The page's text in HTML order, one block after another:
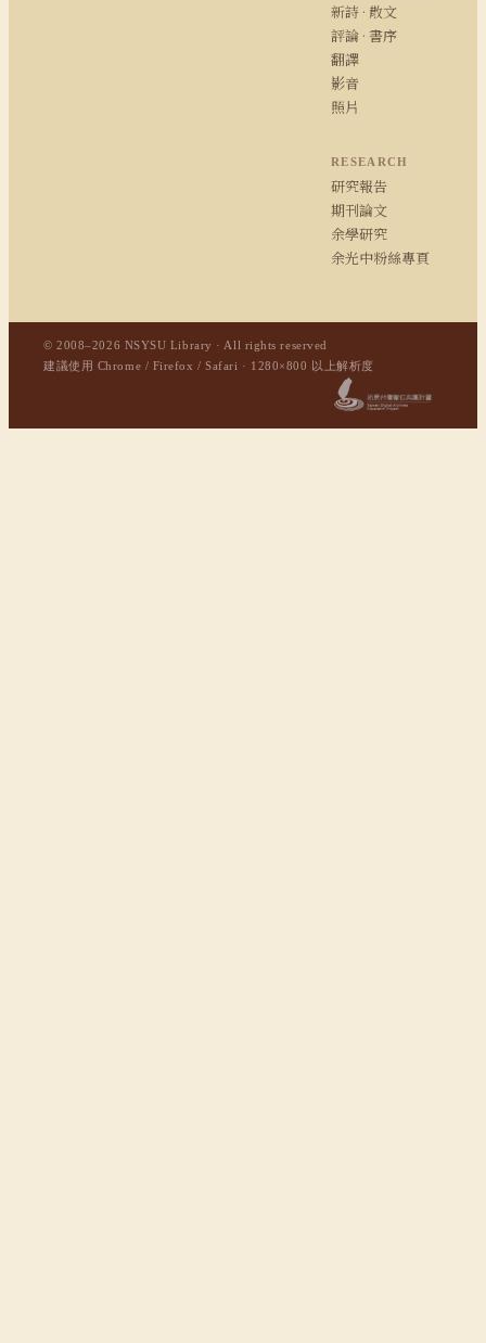
新詩 · 散文
評論 · 書序
翻譯
影音
照片
RESEARCH
研究報告
期刊論文
余學研究
余光中粉絲專頁
© 2008–2026 NSYSU Library · All rights reserved
建議使用 Chrome / Firefox / Safari · 1280×800 以上解析度